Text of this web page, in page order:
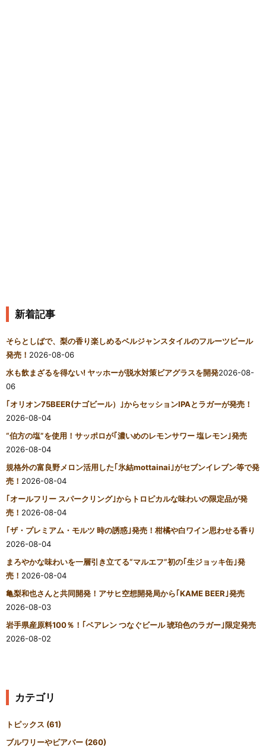
新着記事
そらとしばで、梨の香り楽しめるベルジャンスタイルのフルーツビール
発売！ 2026-08-06
水も飲まざるを得ない! ヤッホーが脱水対策ビアグラスを開発2026-08-
06
｢オリオン75BEER(ナゴビール）｣からセッションIPAとラガーが発売！
2026-08-04
“伯方の塩”を使用！サッポロが｢濃いめのレモンサワー 塩レモン｣発売
2026-08-04
規格外の富良野メロン活用した｢氷結mottainai｣がセブンイレブン等で発
売！ 2026-08-04
｢オールフリー スパークリング｣からトロピカルな味わいの限定品が発
売！ 2026-08-04
｢ザ・プレミアム・モルツ 時の誘惑｣発売！柑橘や白ワイン思わせる香り
2026-08-04
まろやかな味わいを一層引き立てる“マルエフ”初の｢生ジョッキ缶｣発
売！ 2026-08-04
亀梨和也さんと共同開発！アサヒ空想開発局から｢KAME BEER｣発売
2026-08-03
岩手県産原料100％！｢ベアレン つなぐビール 琥珀色のラガー｣限定発売
2026-08-02
カテゴリ
トピックス (61)
ブルワリーやビアバー (260)